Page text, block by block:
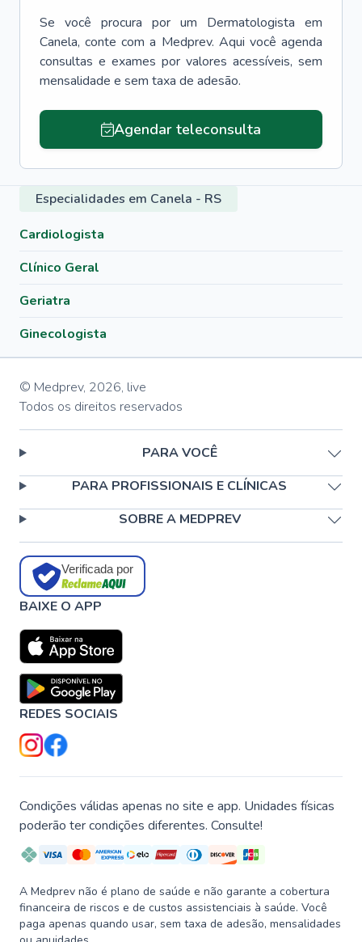
Se você procura por um Dermatologista em
Canela, conte com a Medprev. Aqui você agenda
consultas e exames por valores acessíveis, sem
mensalidade e sem taxa de adesão.
Agendar teleconsulta
Especialidades em Canela - RS
Cardiologista
Clínico Geral
Geriatra
Ginecologista
© Medprev, 2026, live
Todos os direitos reservados
PARA VOCÊ
PARA PROFISSIONAIS E CLÍNICAS
SOBRE A MEDPREV
Verificada por
BAIXE O APP
REDES SOCIAIS
Condições válidas apenas no site e app. Unidades físicas
poderão ter condições diferentes. Consulte!
A Medprev não é plano de saúde e não garante a cobertura
financeira de riscos e de custos assistenciais à saúde. Você
paga apenas quando usar, sem taxa de adesão, mensalidades